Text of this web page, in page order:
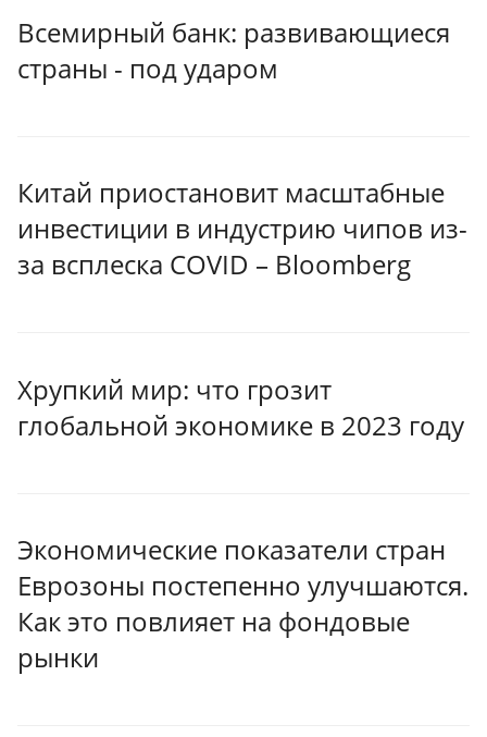
Всемирный банк: развивающиеся
страны - под ударом
Китай приостановит масштабные
инвестиции в индустрию чипов из-
за всплеска COVID – Bloomberg
Хрупкий мир: что грозит
глобальной экономике в 2023 году
Экономические показатели стран
Еврозоны постепенно улучшаются.
Как это повлияет на фондовые
рынки